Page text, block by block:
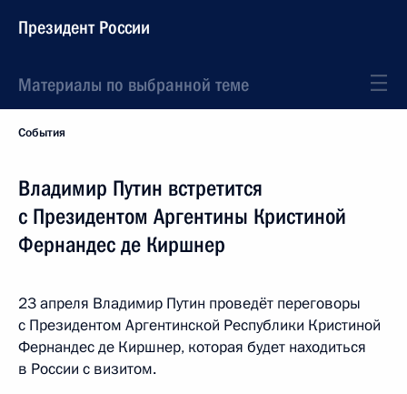
Президент России
Материалы по выбранной теме
События
Владимир Путин встретится
с Президентом Аргентины Кристиной
Фернандес де Киршнер
23 апреля Владимир Путин проведёт переговоры
с Президентом Аргентинской Республики Кристиной
Фернандес де Киршнер, которая будет находиться
в России с визитом.